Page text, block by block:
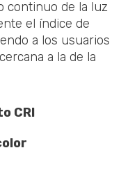
continuo de la luz
el índice de
a los usuarios
a la de la
CRl